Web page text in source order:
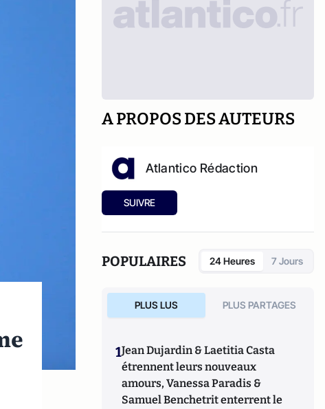
A PROPOS DES AUTEURS
Atlantico Rédaction
SUIVRE
POPULAIRES 24 Heures 7 Jours
PLUS LUS PLUS PARTAGES
1Jean Dujardin & Laetitia Casta
étrennent leurs nouveaux
amours, Vanessa Paradis &
Samuel Benchetrit enterrent le